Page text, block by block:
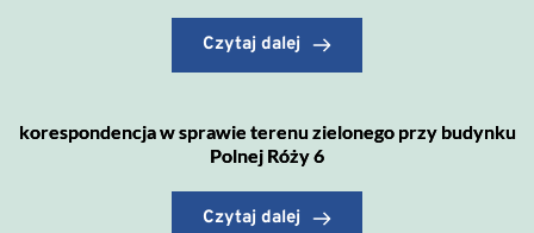
Czytaj dalej
korespondencja w sprawie terenu zielonego przy budynku
Polnej Róży 6
Czytaj dalej